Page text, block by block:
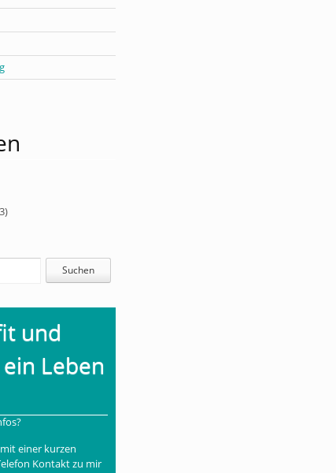
und
Leben
einer kurzen
Kontakt zu mir